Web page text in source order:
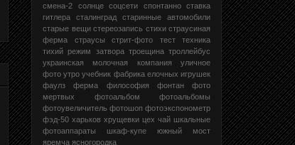
смена-2
солнце соцсети спонтанно
ставка
гитлера
сталинград
старинные автомобили
старые вещи стереозапись стихи страусиная
ферма
страусы стрит-фото тест
техника
тихий режим затвора троещина троллейбус
украинская молочная компания
уличное
фото утро учебник фабрика елочных игрушек
фаулз
ферма философия фонтан
фото
мертвых
фотоальбом
фотоальбомы
фотоувеличитель фотошоп фотоэкспонометр
фэд-50 харьков хрущевки цех чай шкальные
фотоаппараты
шкаф-купе
южный мост
яремча ясногородка